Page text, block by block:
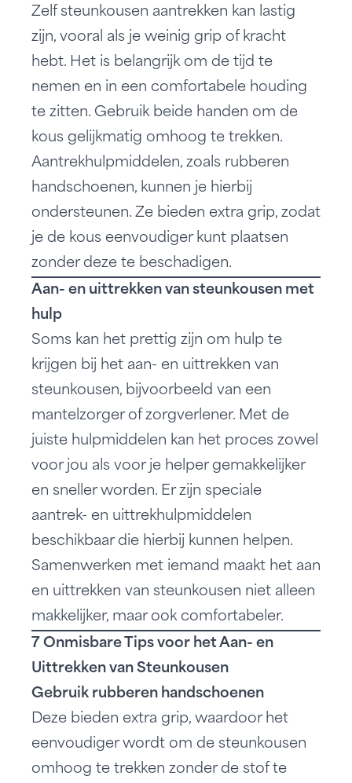
Zelf steunkousen aantrekken kan lastig
zijn, vooral als je weinig grip of kracht
hebt. Het is belangrijk om de tijd te
nemen en in een comfortabele houding
te zitten. Gebruik beide handen om de
kous gelijkmatig omhoog te trekken.
Aantrekhulpmiddelen, zoals rubberen
handschoenen, kunnen je hierbij
ondersteunen. Ze bieden extra grip, zodat
je de kous eenvoudiger kunt plaatsen
zonder deze te beschadigen.
Aan- en uittrekken van steunkousen met
hulp
Soms kan het prettig zijn om hulp te
krijgen bij het aan- en uittrekken van
steunkousen, bijvoorbeeld van een
mantelzorger of zorgverlener. Met de
juiste hulpmiddelen kan het proces zowel
voor jou als voor je helper gemakkelijker
en sneller worden. Er zijn speciale
aantrek- en uittrekhulpmiddelen
beschikbaar die hierbij kunnen helpen.
Samenwerken met iemand maakt het aan
en uittrekken van steunkousen niet alleen
makkelijker, maar ook comfortabeler.
7 Onmisbare Tips voor het Aan- en
Uittrekken van Steunkousen
Gebruik rubberen handschoenen
Deze bieden extra grip, waardoor het
eenvoudiger wordt om de steunkousen
omhoog te trekken zonder de stof te